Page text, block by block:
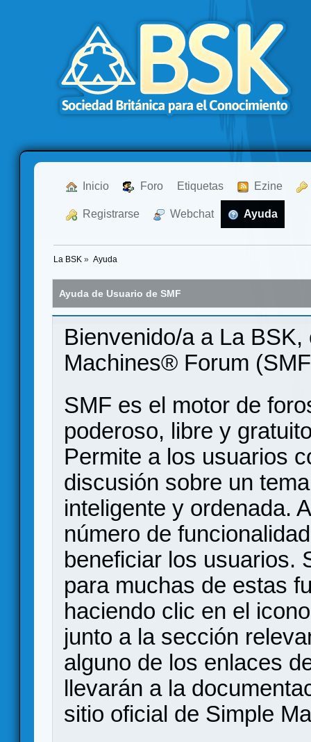
Inicio Foro Etiquetas Ezine
Registrarse Webchat Ayuda
La BSK » Ayuda
Ayuda de Usuario de SMF
Bienvenido/a a La
Machines® Forum
SMF es el motor de
poderoso, libre y
Permite a los usuarios
discusión sobre un
inteligente y ordenada.
número de
beneficiar los usuarios.
para muchas de estas
haciendo clic en el
junto a la sección
alguno de los enlaces
llevarán a la
sitio oficial de Simple